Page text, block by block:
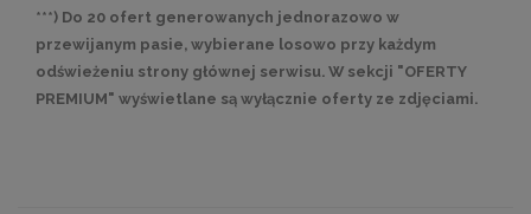
***) Do 20 ofert generowanych jednorazowo w
przewijanym pasie, wybierane losowo przy każdym
odświeżeniu strony głównej serwisu. W sekcji "OFERTY
PREMIUM" wyświetlane są wyłącznie oferty ze zdjęciami.